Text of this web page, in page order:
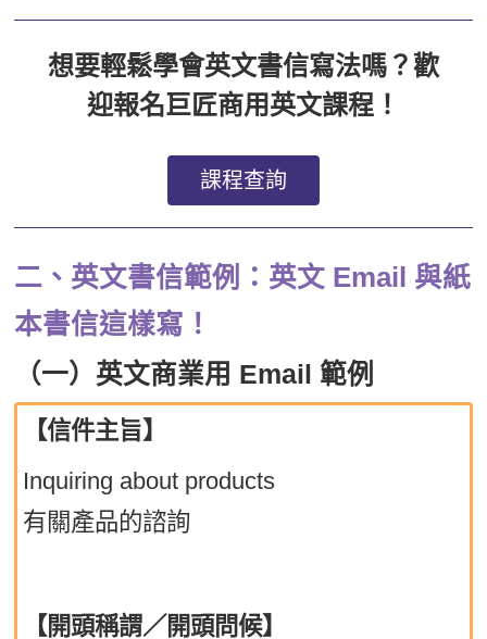
想要輕鬆學會英文書信寫法嗎？歡
迎報名巨匠商用英文課程！
課程查詢
二、英文書信範例：英文 Email 與紙
本書信這樣寫！
（一）英文商業用 Email 範例
【信件主旨】
Inquiring about products
有關產品的諮詢
【開頭稱謂／開頭問候】